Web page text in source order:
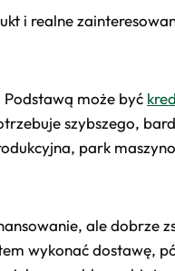
i realne
może być
szybszego,
park
ale dobrze
wykonać dostawę,